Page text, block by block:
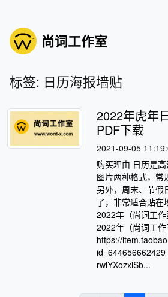
尚词工作室
标签: 日历海报墙贴
2022年虎年
PDF下载
2021-09-05
购买理由 日历是
图片两种格式，常
另外，周末、节假
了，非常适合贴在
2022年（尚词工
2022年（尚词工
https://
id=644656662429
rwlYXozxiSb...